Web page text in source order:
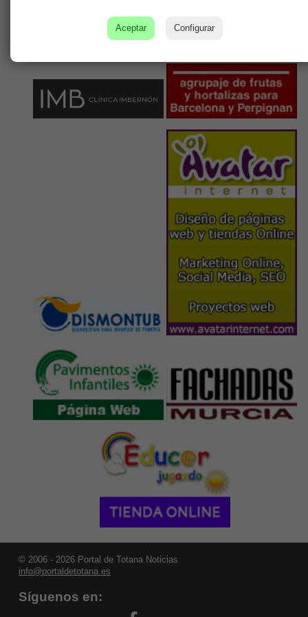
© 2006 - 2026 Portal de Totana Noticias
info@portaldetotana.es
Síguenos en:
Aceptar Configurar